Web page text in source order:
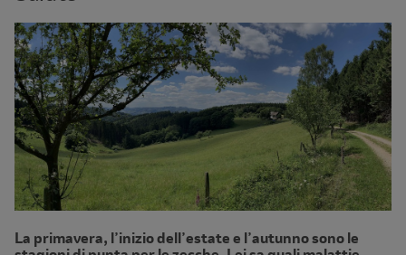
La primavera, l’inizio dell’estate e l’autunno sono le